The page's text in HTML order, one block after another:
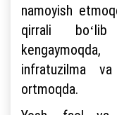
namoyish
qirrali
infratuzilma
ortmoqda.